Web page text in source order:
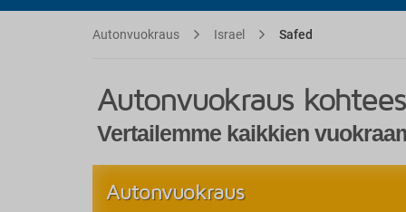
Autonvuokraus Israel Safed
Autonvuokraus
Vertailemme kaikkien
Autonvuokraus